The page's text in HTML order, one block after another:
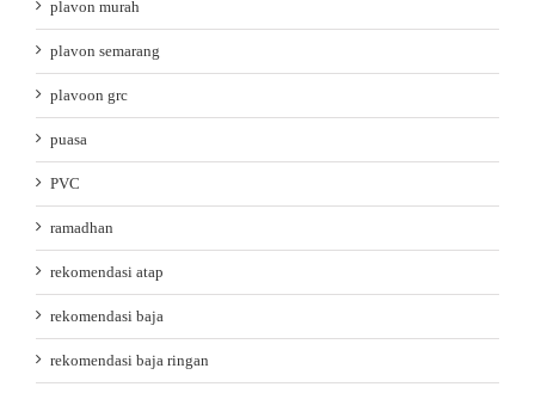
plavon murah
plavon semarang
plavoon grc
puasa
PVC
ramadhan
rekomendasi atap
rekomendasi baja
rekomendasi baja ringan